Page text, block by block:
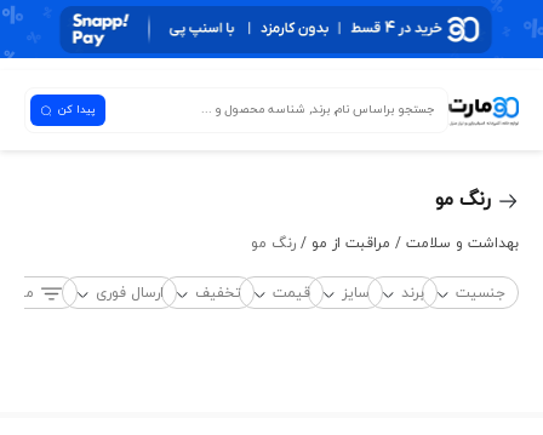
پیدا کن
رنگ مو
بهداشت و سلامت / مراقبت از مو / رنگ مو
جنسیت برند سایز قیمت تخفیف ارسال فوری